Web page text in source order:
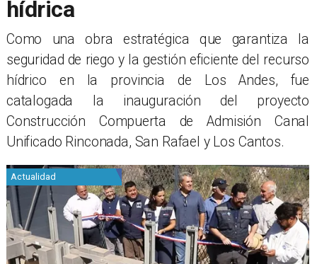
hídrica
Como una obra estratégica que garantiza la
seguridad de riego y la gestión eficiente del recurso
hídrico en la provincia de Los Andes, fue
catalogada la inauguración del proyecto
Construcción Compuerta de Admisión Canal
Unificado Rinconada, San Rafael y Los Cantos.
Actualidad